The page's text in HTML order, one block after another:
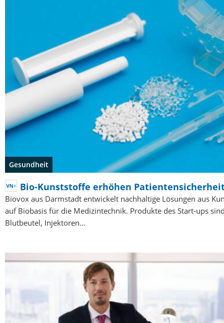
Gesundheit
Bio-Kunststoffe erhöhen
Biovox aus Darmstadt entwickelt nachhaltige Lösungen aus
auf Biobasis für die Medizintechnik. Produkte des Start-ups
Blutbeutel, Injektoren…